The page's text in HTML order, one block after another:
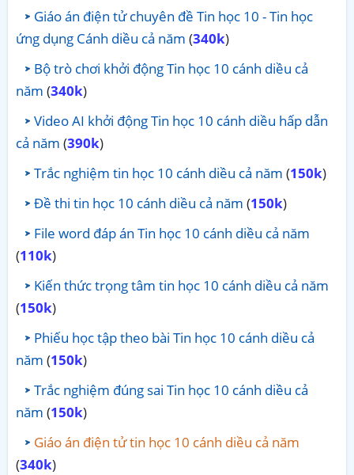
Giáo án điện tử chuyên đề Tin học 10 - Tin học
ứng dụng Cánh diều cả năm (340k)
Bộ trò chơi khởi động Tin học 10 cánh diều cả
năm (340k)
Video AI khởi động Tin học 10 cánh diều hấp dẫn
cả năm (390k)
Trắc nghiệm tin học 10 cánh diều cả năm (150k)
Đề thi tin học 10 cánh diều cả năm (150k)
File word đáp án Tin học 10 cánh diều cả năm
(110k)
Kiến thức trọng tâm tin học 10 cánh diều cả năm
(150k)
Phiếu học tập theo bài Tin học 10 cánh diều cả
năm (150k)
Trắc nghiệm đúng sai Tin học 10 cánh diều cả
năm (150k)
Giáo án điện tử tin học 10 cánh diều cả năm
(340k)